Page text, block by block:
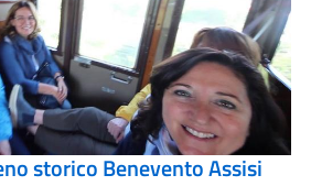
storico Benevento Assisi